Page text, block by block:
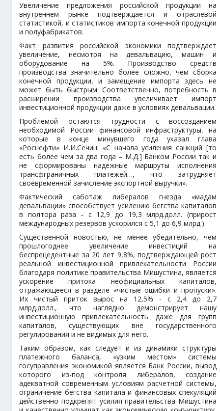
Увеличение предложения российской продукции на
внутреннем рынке подтверждается и отраслевой
статистикой, и статистиков импорта конечной продукции
и полуфабрикатов.
Факт развития российской экономики подтверждает
увеличение, несмотря на девальвацию, машин и
оборудование на 5%. Производство средств
производства значительно более сложно, чем сборка
конечной продукции, и замещение импорта здесь не
может быть быстрым. Соответственно, потребность в
расширении производства увеличивает импорт
инвестиционной продукции даже в условиях девальвации.
Проблемой остаются трудности с воссозданием
необходимой России финансовой инфраструктуры, на
которые в конце минувшего года указал глава
«Роснефти» И.И.Сечин: «С начала усиления санкций [то
есть более чем за два года – М.Д.] Банком России так и
не сформированы надежные маршруты исполнения
трансфграничных платежей…, что затрудняет
своевременной зачисление экспортной выручки».
Фактический саботаж либералов гнезда «мадам
девальвации» способствует усилению бегства капиталов
в полтора раза - с 12,9 до 19,3 млрд.долл. (прирост
международных резервов ускорился с 5,1 до 6,9 млрд.).
Существенной новостью, не менее убедительно, чем
прошлогоднее увеличение инвестиций на
беспрецедентные за 20 лет 9,8%, подтверждающей рост
реальной инвестиционной привлекательности России
благодаря политике правительства Мишустина, является
ускорение притока неофициальных капиталов,
отражающееся в разделе «чистые ошибки и пропуски».
Их чистый приток вырос на 12,5% - с 2,4 до 2,7
млрд.долл., что наглядно демонстрирует нашу
инвестиционную привлекательность даже для групп
капиталов, существующих вне государственного
регулирования и не видимых для него.
Таким образом, как следует и из динамики структуры
платежного баланса, «узким местом» системы
госуправления экономикой является Банк России, вывод
которого из-под контроля либералов, создание
адекватной современным условиям расчетной системы,
ограничение бегства капитала и финансовых спекуляций
действенно подкрепят усилия правительства Мишустина